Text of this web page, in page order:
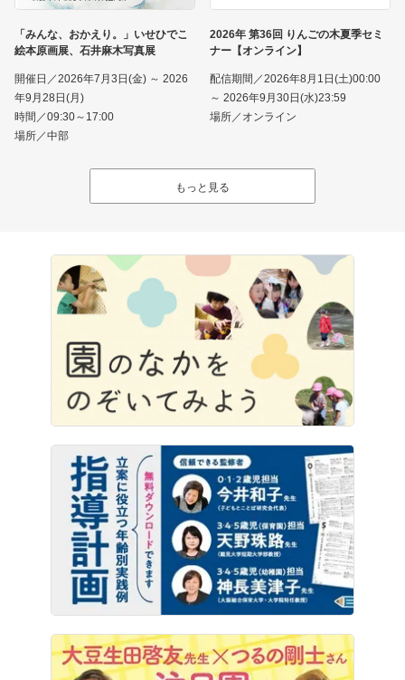
「みんな、おかえり。」いせひでこ
絵本原画展、石井麻木写真展
開催日／2026年7月3日(金) ～ 2026
年9月28日(月)
時間／09:30～17:00
場所／中部
2026年 第36回 りんごの木夏季セミ
ナー【オンライン】
配信期間／2026年8月1日(土)00:00
～ 2026年9月30日(水)23:59
場所／オンライン
もっと見る